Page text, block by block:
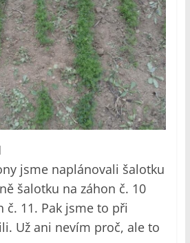
jsme naplánovali šalotku
šalotku na záhon č. 10
č. 11. Pak jsme to při
Už ani nevím proč, ale to